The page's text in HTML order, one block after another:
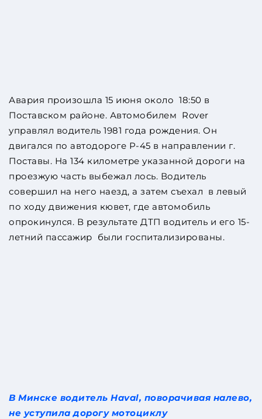
Авария произошла 15 июня около 18:50 в
Поставском районе. Автомобилем Rover
управлял водитель 1981 года рождения. Он
двигался по автодороге Р-45 в направлении г.
Поставы. На 134 километре указанной дороги на
проезжую часть выбежал лось. Водитель
совершил на него наезд, а затем съехал в левый
по ходу движения кювет, где автомобиль
опрокинулся. В результате ДТП водитель и его 15-
летний пассажир были госпитализированы.
В Минске водитель Haval, поворачивая налево,
не уступила дорогу мотоциклу